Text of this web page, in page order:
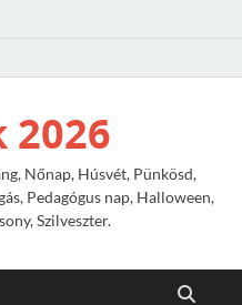
2026
Nőnap, Húsvét, Pünkösd,
Pedagógus nap, Halloween,
Szilveszter.